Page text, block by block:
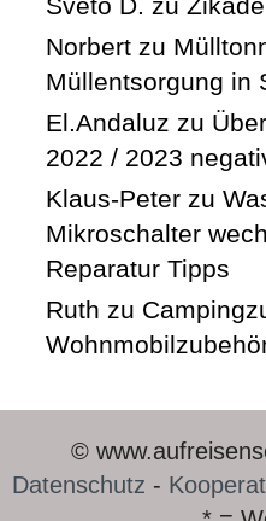
Norbert zu
Müllentsorgung in
El.Andaluz zu
2022 / 2023
Klaus-Peter zu
Mikroschalter
Reparatur Tipps
Ruth zu
©
Datenschutz -